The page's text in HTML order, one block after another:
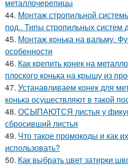
металлочерепицы
44. Монтаж стропильной
под.. Типы стропильных систем
45. Монтаж конька на вальму.
особенности
46. Как крепить конек на
плоского конька на крышу из
47. Устанавливаем конек для
конька осуществляют в такой
48. ОСЫПАЮТСЯ листья у
сбросивший листья
49. Что такое промокоды и как
использовать?
50. Как выбрать цвет затирки